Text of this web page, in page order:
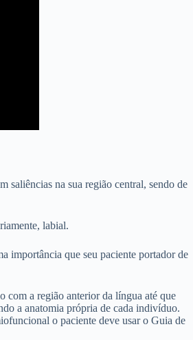
na sua região central, sendo de
labial.
importância que seu paciente portador de
com a região anterior da língua até que
a anatomia própria de cada indivíduo.
o paciente deve usar o Guia de